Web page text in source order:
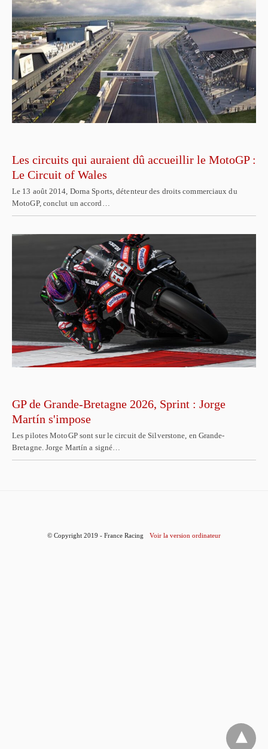
Les circuits qui auraient dû accueillir le MotoGP :
Le Circuit of Wales
Le 13 août 2014, Dorna Sports, détenteur des droits commerciaux du
MotoGP, conclut un accord…
GP de Grande-Bretagne 2026, Sprint : Jorge
Martín s'impose
Les pilotes MotoGP sont sur le circuit de Silverstone, en Grande-
Bretagne. Jorge Martín a signé…
© Copyright 2019 - France Racing Voir la version ordinateur